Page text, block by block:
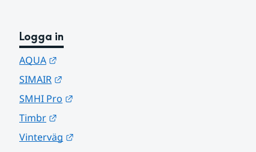
Logga in
AQUA
SIMAIR
SMHI Pro
Timbr
Vinterväg